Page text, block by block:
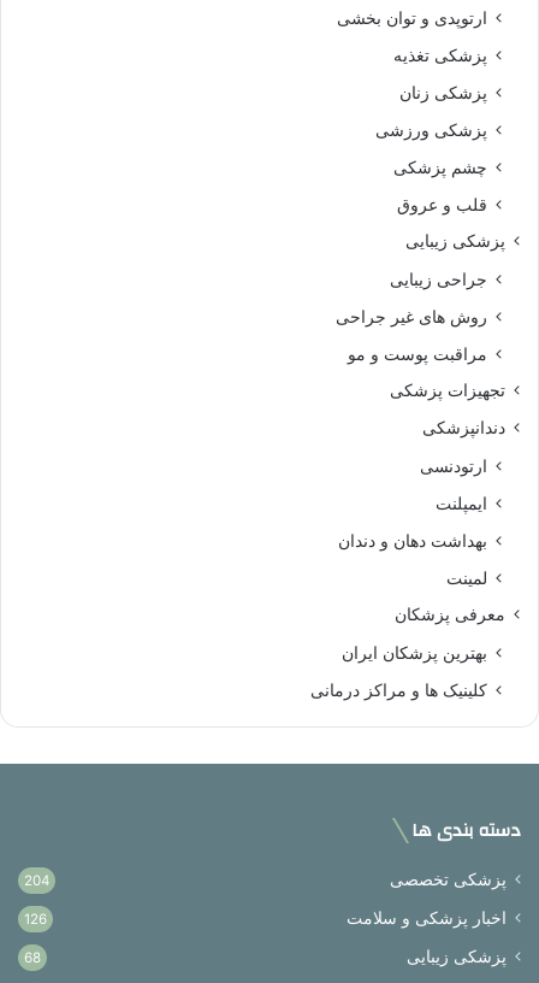
ارتوپدی و توان بخشی
پزشکی تغذیه
پزشکی زنان
پزشکی ورزشی
چشم پزشکی
قلب و عروق
پزشکی زیبایی
جراحی زیبایی
روش های غیر جراحی
مراقبت پوست و مو
تجهیزات پزشکی
دندانپزشکی
ارتودنسی
ایمپلنت
بهداشت دهان و دندان
لمینت
معرفی پزشکان
بهترین پزشکان ایران
کلینیک ها و مراکز درمانی
دسته بندی ها
پزشکی تخصصی 204
اخبار پزشکی و سلامت 126
پزشکی زیبایی 68